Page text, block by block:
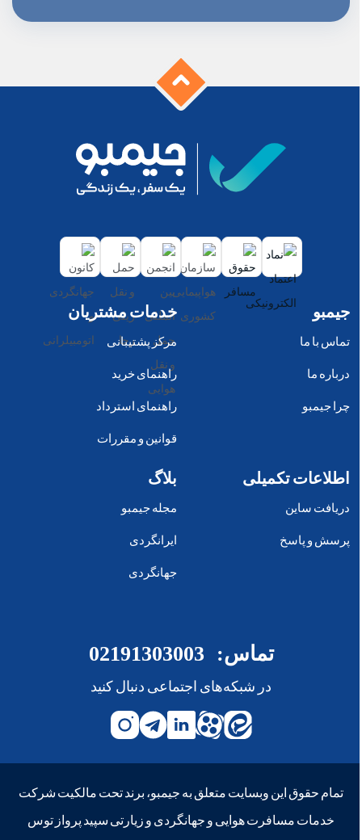
جیمبو
تماس با ما
درباره ما
چرا جیمبو
خدمات مشتریان
مرکز پشتیبانی
راهنمای خرید
راهنمای استرداد
قوانین و مقررات
اطلاعات تکمیلی
دریافت ساین
پرسش و پاسخ
بلاگ
مجله جیمبو
ایرانگردی
جهانگردی
تماس: 02191303003
در شبکه‌های اجتماعی دنبال کنید
تمام حقوق این وبسایت متعلق به جیمبو، برند تحت مالکیت شرکت
خدمات مسافرت هوایی و جهانگردی و زیارتی سپید پرواز توس